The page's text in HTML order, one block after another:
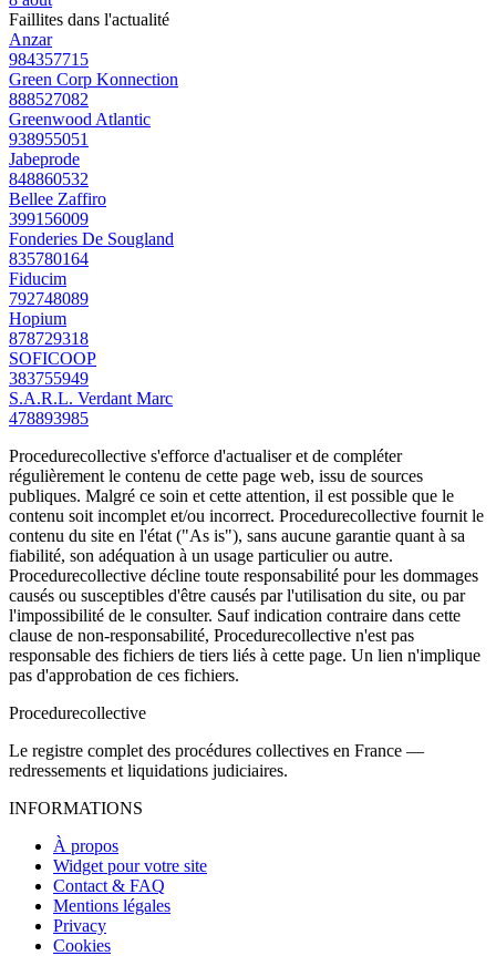
Faillites dans l'actualité
Anzar
984357715
Green Corp Konnection
888527082
Greenwood Atlantic
938955051
Jabeprode
848860532
Bellee Zaffiro
399156009
Fonderies De Sougland
835780164
Fiducim
792748089
Hopium
878729318
SOFICOOP
383755949
S.A.R.L. Verdant Marc
478893985
Procedurecollective s'efforce d'actualiser et de compléter
régulièrement le contenu de cette page web, issu de sources
publiques. Malgré ce soin et cette attention, il est possible que le
contenu soit incomplet et/ou incorrect. Procedurecollective fournit le
contenu du site en l'état ("As is"), sans aucune garantie quant à sa
fiabilité, son adéquation à un usage particulier ou autre.
Procedurecollective décline toute responsabilité pour les dommages
causés ou susceptibles d'être causés par l'utilisation du site, ou par
l'impossibilité de le consulter. Sauf indication contraire dans cette
clause de non-responsabilité, Procedurecollective n'est pas
responsable des fichiers de tiers liés à cette page. Un lien n'implique
pas d'approbation de ces fichiers.
Procedurecollective
Le registre complet des procédures collectives en France —
redressements et liquidations judiciaires.
INFORMATIONS
À propos
Widget pour votre site
Contact & FAQ
Mentions légales
Privacy
Cookies